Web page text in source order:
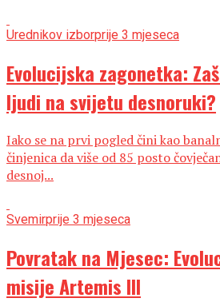
Urednikov izborprije 3 mjeseca
Evolucijska zagonetka:
ljudi na svijetu desnoruki?
Iako se na prvi pogled čini kao
činjenica da više od 85 posto
desnoj...
Svemirprije 3 mjeseca
Povratak na Mjesec:
misije Artemis III